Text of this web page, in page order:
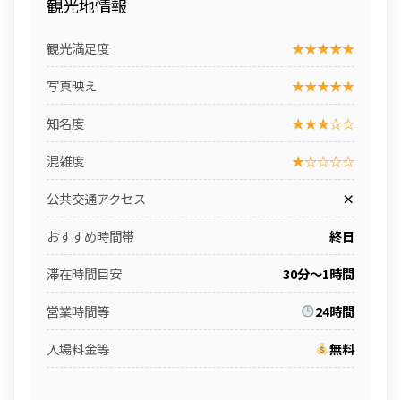
観光地情報
観光満足度
★★★★★
写真映え
★★★★★
知名度
★★★☆☆
混雑度
★☆☆☆☆
公共交通アクセス
×
おすすめ時間帯
終日
滞在時間目安
30分〜1時間
営業時間等
24時間
入場料金等
無料